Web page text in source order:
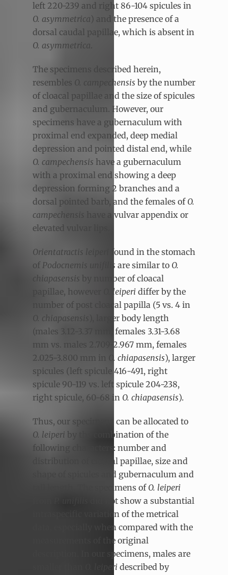
left 220-239 and right 86-104 spicules in
O. asymmetrica ) and the presence of a
dorsal caudal papillae, which is absent in
O. asymmetrica
The specimens described herein,
resembles O. campechensis by the number
of cloacal papillae and the size of spicules
and gubernaculum. However, our
specimens have a gubernaculum with
proximal end expanded, deep medial
depression and pointed distal end, while
O. campechensis have a gubernaculum
with a proximal end showing a deep
depression forming 2 branches and a
dorsal pointed barb, and the females of O.
campechensis
have a vulvar appendix or
elevated vulvar lips.
Orientatractis leiperi
found in the stomach
of Podocnemis unifilis are similar to O.
chiapasensis by number of cloacal
papillae, however
O. leiperi differ by the
number of post cloacal papilla (5 vs. 4 in
O. chiapasensis
), larger body length
(males 3.12-3.37 mm, females 3.31-3.68
mm vs. males 2.709-2.967 mm, females
2.025-3.800 mm in
O. chiapasensis), larger
spicules (left spicule 416-491, right
spicule 90-119 vs. left spicule 204-238,
right spicule, 60-68 in O. chiapasensis).
Thus, our specimens can be allocated to
O. leiperi by the combination of the
following characters: number and
distribution of cloacal papillae, size and
shape of spicules and gubernaculum and
tail length. The specimens of O. leiperi
did not show a substantial
intraspecific variation of the metrical
data, especially when compared with the
measurements of the original
description. In our specimens, males are
O. leiperi described by